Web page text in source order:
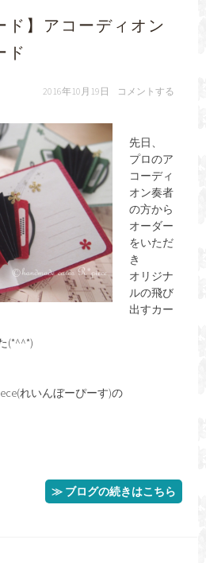
ド】アコーディオン
ド
2016年10月19日 コメントする
先日、
プロのア
コーディ
オン奏者
の方から
オーダー
をいただ
き
オリジナ
ルの飛び
出すカー
(*^^*)
れいんぼーぴーす)の
≫ ブログの続きはこちら